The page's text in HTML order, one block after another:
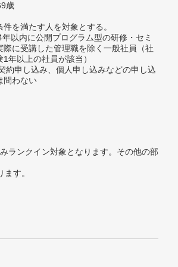
歳
を満たす人を対象とする。
以内に公開プログラム型の研修・セミ
際に受講した管理職を除く一般社員（社
1年以上の社員が該当）
約申し込み、個人申し込みなどの申し込
問わない
ランクイン対象となります。その他の部
す。